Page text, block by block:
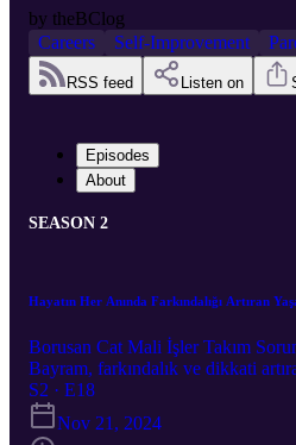
by theBClog
Careers
Self-Improvement
RSS feed Listen on
Episodes
About
SEASON 2
Hayatın Her Anında Farkındalığı Artıran
Borusan Cat Mali İşler Takım
Bayram, farkındalık ve dikkati
bu konudaki deneyimlerini
S2 · E18
Nov 21, 2024